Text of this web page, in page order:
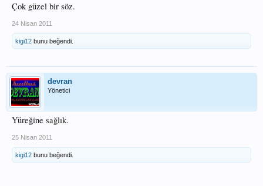
Çok güzel bir söz.
24 Nisan 2011
kigi12 bunu beğendi.
devran
Yönetici
Yüreğine sağlık.
25 Nisan 2011
kigi12 bunu beğendi.